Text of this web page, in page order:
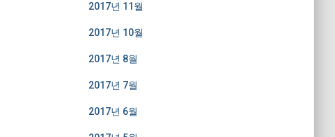
2017년 11월
2017년 10월
2017년 8월
2017년 7월
2017년 6월